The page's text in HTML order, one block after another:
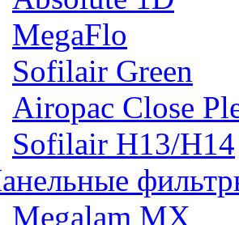
MegaFlo
Sofilair Green
Airopac Close
Sofilair H13/H14
Megalam MX